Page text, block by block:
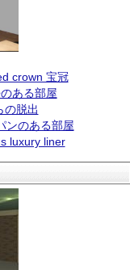
crown 宝冠
ある部屋
の脱出
のある部屋
luxury liner